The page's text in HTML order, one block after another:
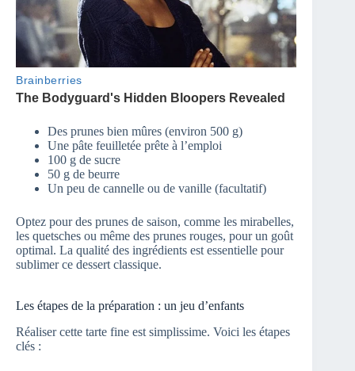
Des prunes bien mûres (environ 500 g)
Une pâte feuilletée prête à l’emploi
100 g de sucre
50 g de beurre
Un peu de cannelle ou de vanille (facultatif)
Optez pour des prunes de saison, comme les mirabelles,
les quetsches ou même des prunes rouges, pour un goût
optimal. La qualité des ingrédients est essentielle pour
sublimer ce dessert classique.
Les étapes de la préparation : un jeu d’enfants
Réaliser cette tarte fine est simplissime. Voici les étapes
clés :